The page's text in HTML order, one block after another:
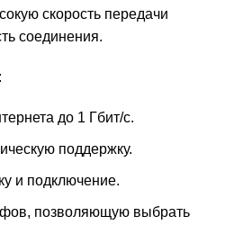
скорость передачи
соединения.
до 1 Гбит/с.
поддержку.
и подключение.
позволяющую выбрать